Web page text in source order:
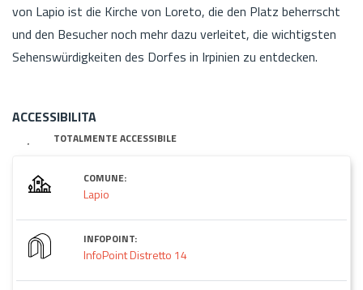
von Lapio ist die Kirche von Loreto, die den Platz beherrscht
und den Besucher noch mehr dazu verleitet, die wichtigsten
Sehenswürdigkeiten des Dorfes in Irpinien zu entdecken.
ACCESSIBILITA
TOTALMENTE ACCESSIBILE
COMUNE:
Lapio
INFOPOINT:
InfoPoint Distretto 14